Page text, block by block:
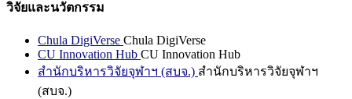
วิจัยและนวัตกรรม
Chula DigiVerse Chula DigiVerse
CU Innovation Hub CU Innovation Hub
สำนักบริหารวิจัยจุฬาฯ (สบจ.) สำนักบริหารวิจัยจุฬาฯ
(สบจ.)